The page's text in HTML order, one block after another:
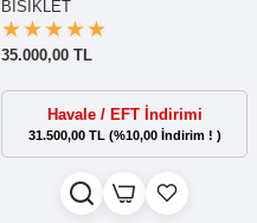
BİSİKLET
35.000,00 TL
Havale / EFT İndirimi
31.500,00 TL (%10,00 İndirim ! )